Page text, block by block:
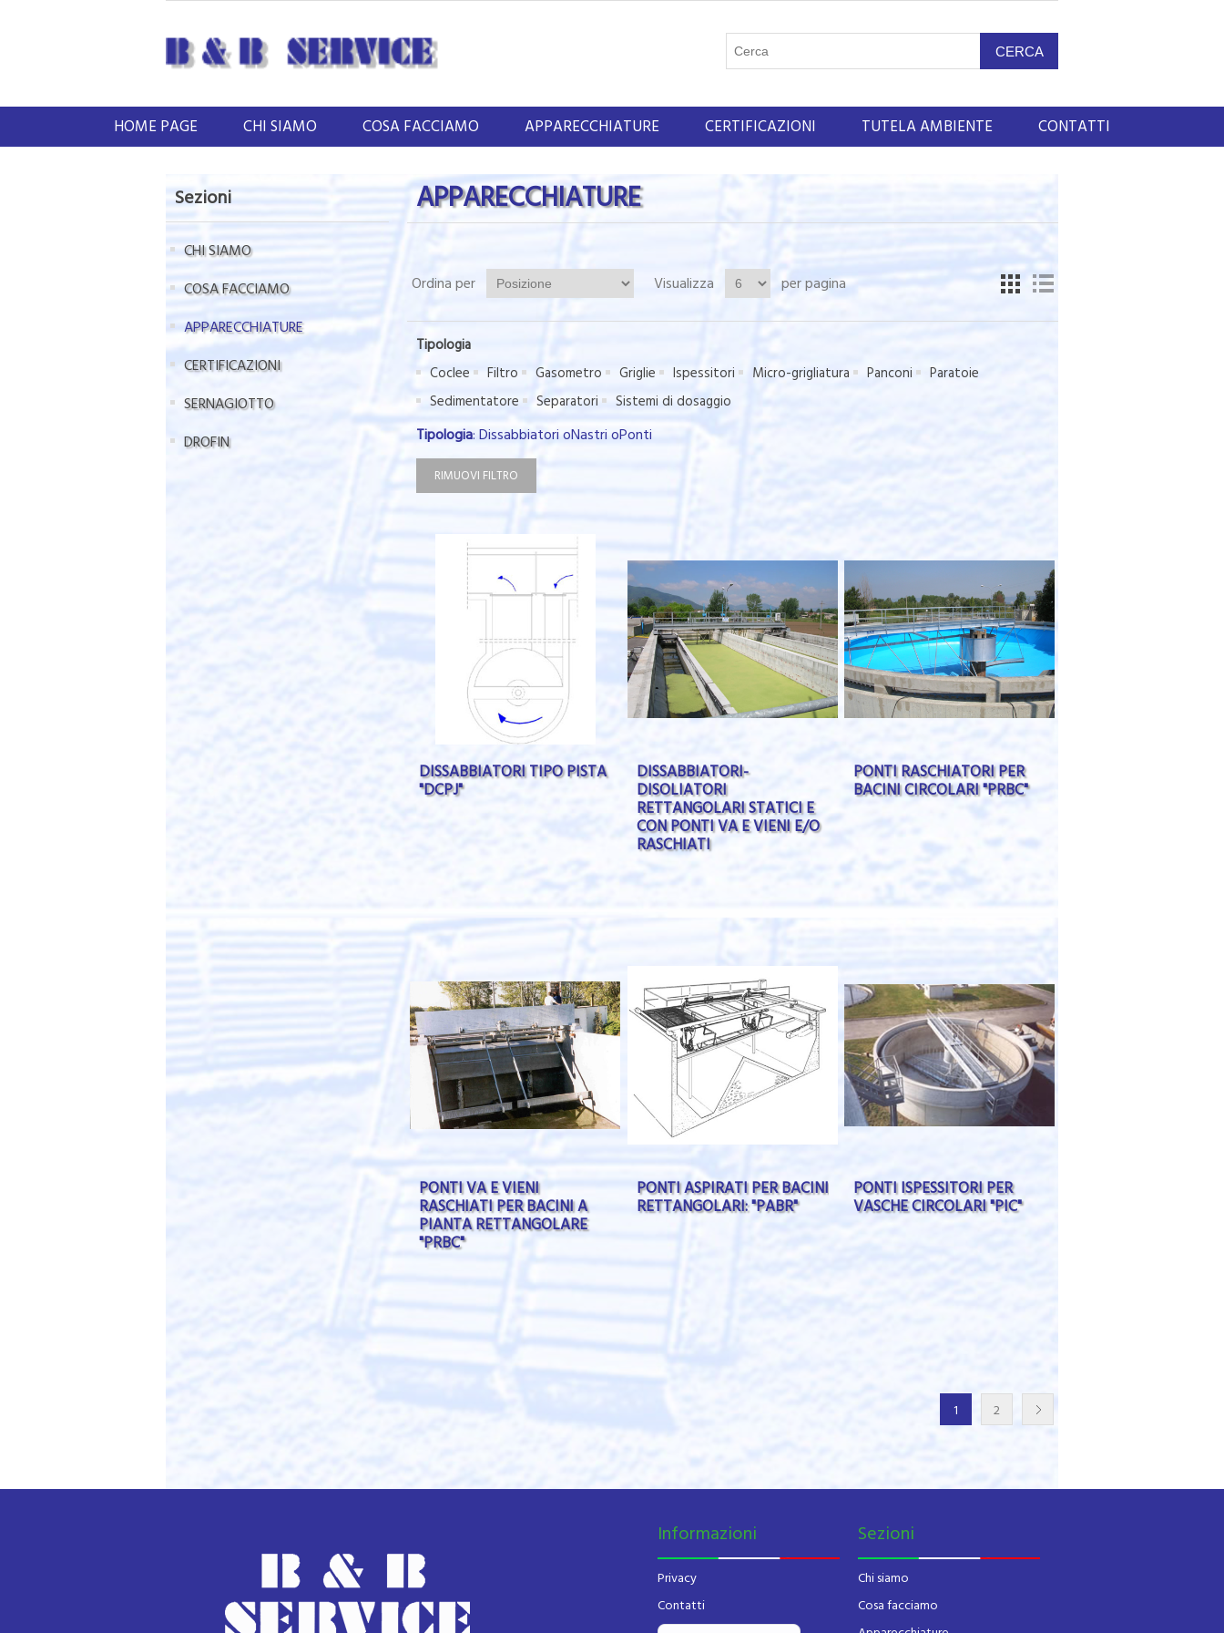
HOME PAGE CHI SIAMO COSA FACCIAMO APPARECCHIATURE CERTIFICAZIONI TUTELA AMBIENTE CONTATTI
Sezioni
CHI SIAMO
COSA FACCIAMO
APPARECCHIATURE
CERTIFICAZIONI
SERNAGIOTTO
DROFIN
APPARECCHIATURE
Ordina per Visualizza per pagina
Tipologia
Coclee
Filtro Gasometro Griglie Ispessitori Micro-grigliatura Panconi
Paratoie
Sedimentatore
Separatori Sistemi di dosaggio
Tipologia: Dissabbiatori oNastri oPonti
RIMUOVI FILTRO
DISSABBIATORI TIPO PISTA
"DCPJ"
DISSABBIATORI-
DISOLIATORI
RETTANGOLARI STATICI E
CON PONTI VA E VIENI E/O
RASCHIATI
PONTI RASCHIATORI PER
BACINI CIRCOLARI "PRBC"
PONTI VA E VIENI
RASCHIATI PER BACINI A
PIANTA RETTANGOLARE
"PRBC"
PONTI ASPIRATI PER BACINI
RETTANGOLARI: "PABR"
PONTI ISPESSITORI PER
VASCHE CIRCOLARI "PIC"
1 2
Informazioni
Privacy
Contatti
Sezioni
Chi siamo
Cosa facciamo